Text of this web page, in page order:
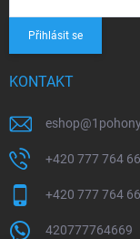
Přihlásit se
KONTAKT
eshop@
+420 777 764
+420 777 764
420777764669